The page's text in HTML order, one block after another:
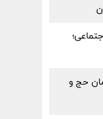
حج و